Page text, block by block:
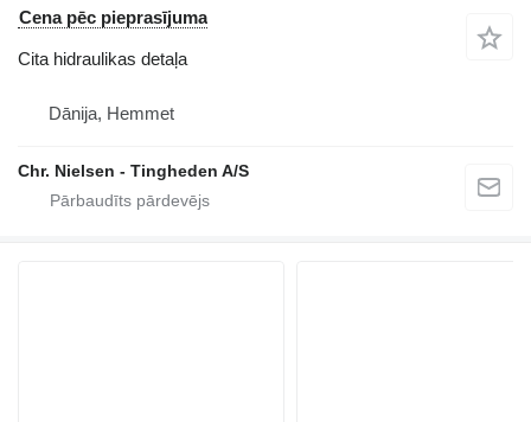
Cena pēc pieprasījuma
Cita hidraulikas detaļa
Dānija, Hemmet
Chr. Nielsen - Tingheden A/S